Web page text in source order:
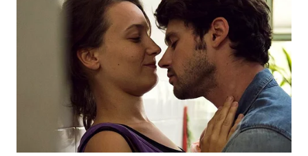
KEPULAUAN
WN
TANGERANG